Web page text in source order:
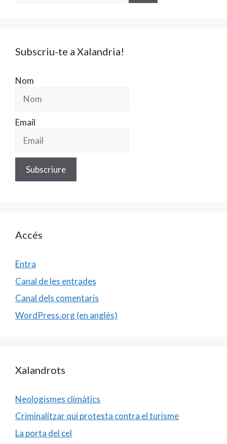
Subscriu-te a Xalandria!
Nom
Email
Accés
Entra
Canal de les entrades
Canal dels comentaris
WordPress.org (en anglès)
Xalandrots
Neologismes climàtics
Criminalitzar qui protesta contra el turisme
La porta del cel